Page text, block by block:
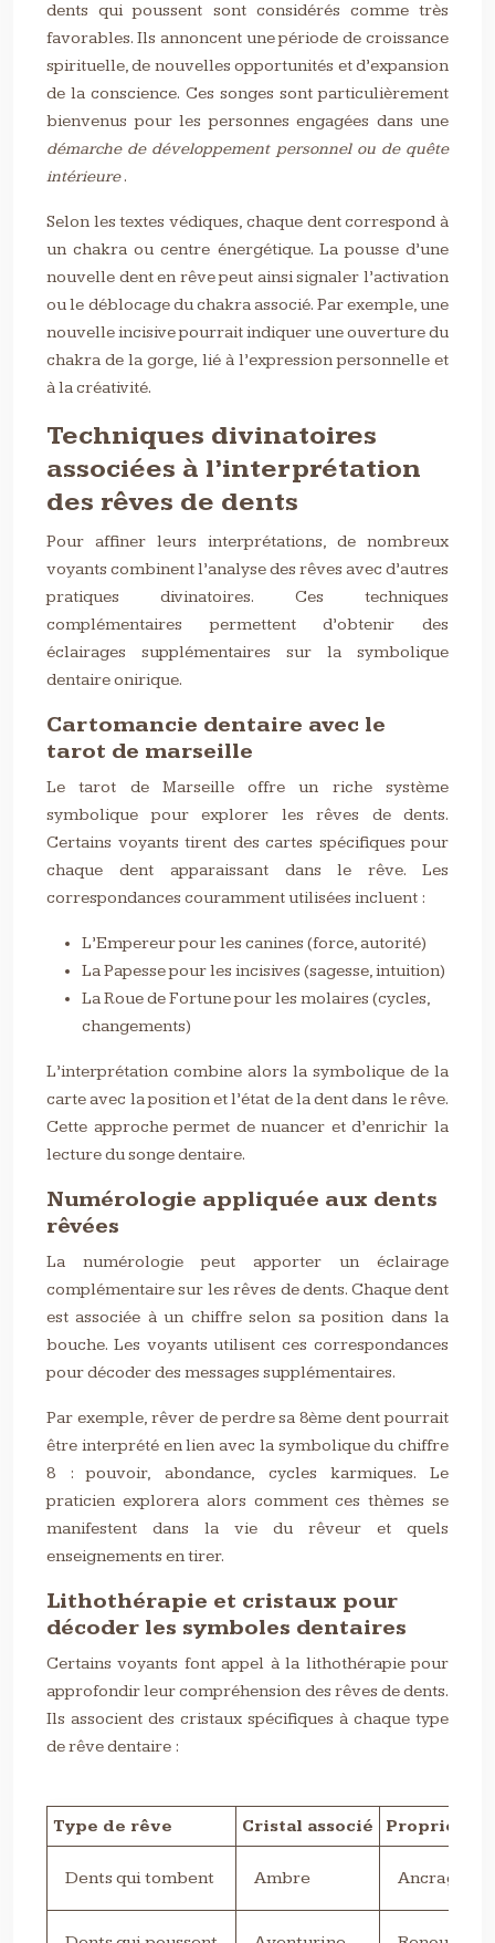
dents qui poussent sont considérés comme très
favorables. Ils annoncent une période de croissance
spirituelle, de nouvelles opportunités et d’expansion
de la conscience. Ces songes sont particulièrement
bienvenus pour les personnes engagées dans une
démarche de développement personnel ou de quête
intérieure.
Selon les textes védiques, chaque dent correspond à
un chakra ou centre énergétique. La pousse d’une
nouvelle dent en rêve peut ainsi signaler l’activation
ou le déblocage du chakra associé. Par exemple, une
nouvelle incisive pourrait indiquer une ouverture du
chakra de la gorge, lié à l’expression personnelle et
à la créativité.
Techniques divinatoires
associées à l’interprétation
des rêves de dents
Pour affiner leurs interprétations, de nombreux
voyants combinent l’analyse des rêves avec d’autres
pratiques divinatoires. Ces techniques
complémentaires permettent d’obtenir des
éclairages supplémentaires sur la symbolique
dentaire onirique.
Cartomancie dentaire avec le
tarot de marseille
Le tarot de Marseille offre un riche système
symbolique pour explorer les rêves de dents.
Certains voyants tirent des cartes spécifiques pour
chaque dent apparaissant dans le rêve. Les
correspondances couramment utilisées incluent :
L’Empereur pour les canines (force, autorité)
La Papesse pour les incisives (sagesse, intuition)
La Roue de Fortune pour les molaires (cycles,
changements)
L’interprétation combine alors la symbolique de la
carte avec la position et l’état de la dent dans le rêve.
Cette approche permet de nuancer et d’enrichir la
lecture du songe dentaire.
Numérologie appliquée aux dents
rêvées
La numérologie peut apporter un éclairage
complémentaire sur les rêves de dents. Chaque dent
est associée à un chiffre selon sa position dans la
bouche. Les voyants utilisent ces correspondances
pour décoder des messages supplémentaires.
Par exemple, rêver de perdre sa 8ème dent pourrait
être interprété en lien avec la symbolique du chiffre
8 : pouvoir, abondance, cycles karmiques. Le
praticien explorera alors comment ces thèmes se
manifestent dans la vie du rêveur et quels
enseignements en tirer.
Lithothérapie et cristaux pour
décoder les symboles dentaires
Certains voyants font appel à la lithothérapie pour
approfondir leur compréhension des rêves de dents.
Ils associent des cristaux spécifiques à chaque type
de rêve dentaire :
Type de rêve Cristal associé Propriétés
Dents qui tombent Ambre Ancrage,